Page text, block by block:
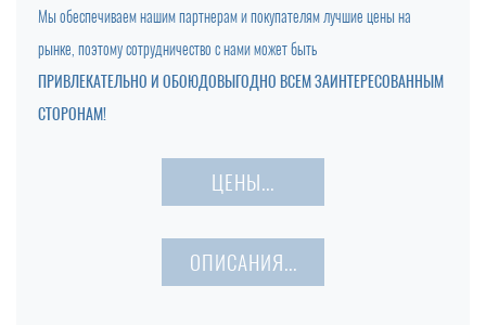
Мы обеспечиваем нашим партнерам и покупателям лучшие цены на
рынке, поэтому сотрудничество с нами может быть
ПРИВЛЕКАТЕЛЬНО И ОБОЮДОВЫГОДНО ВСЕМ ЗАИНТЕРЕСОВАННЫМ
СТОРОНАМ!
ЦЕНЫ...
ОПИСАНИЯ...